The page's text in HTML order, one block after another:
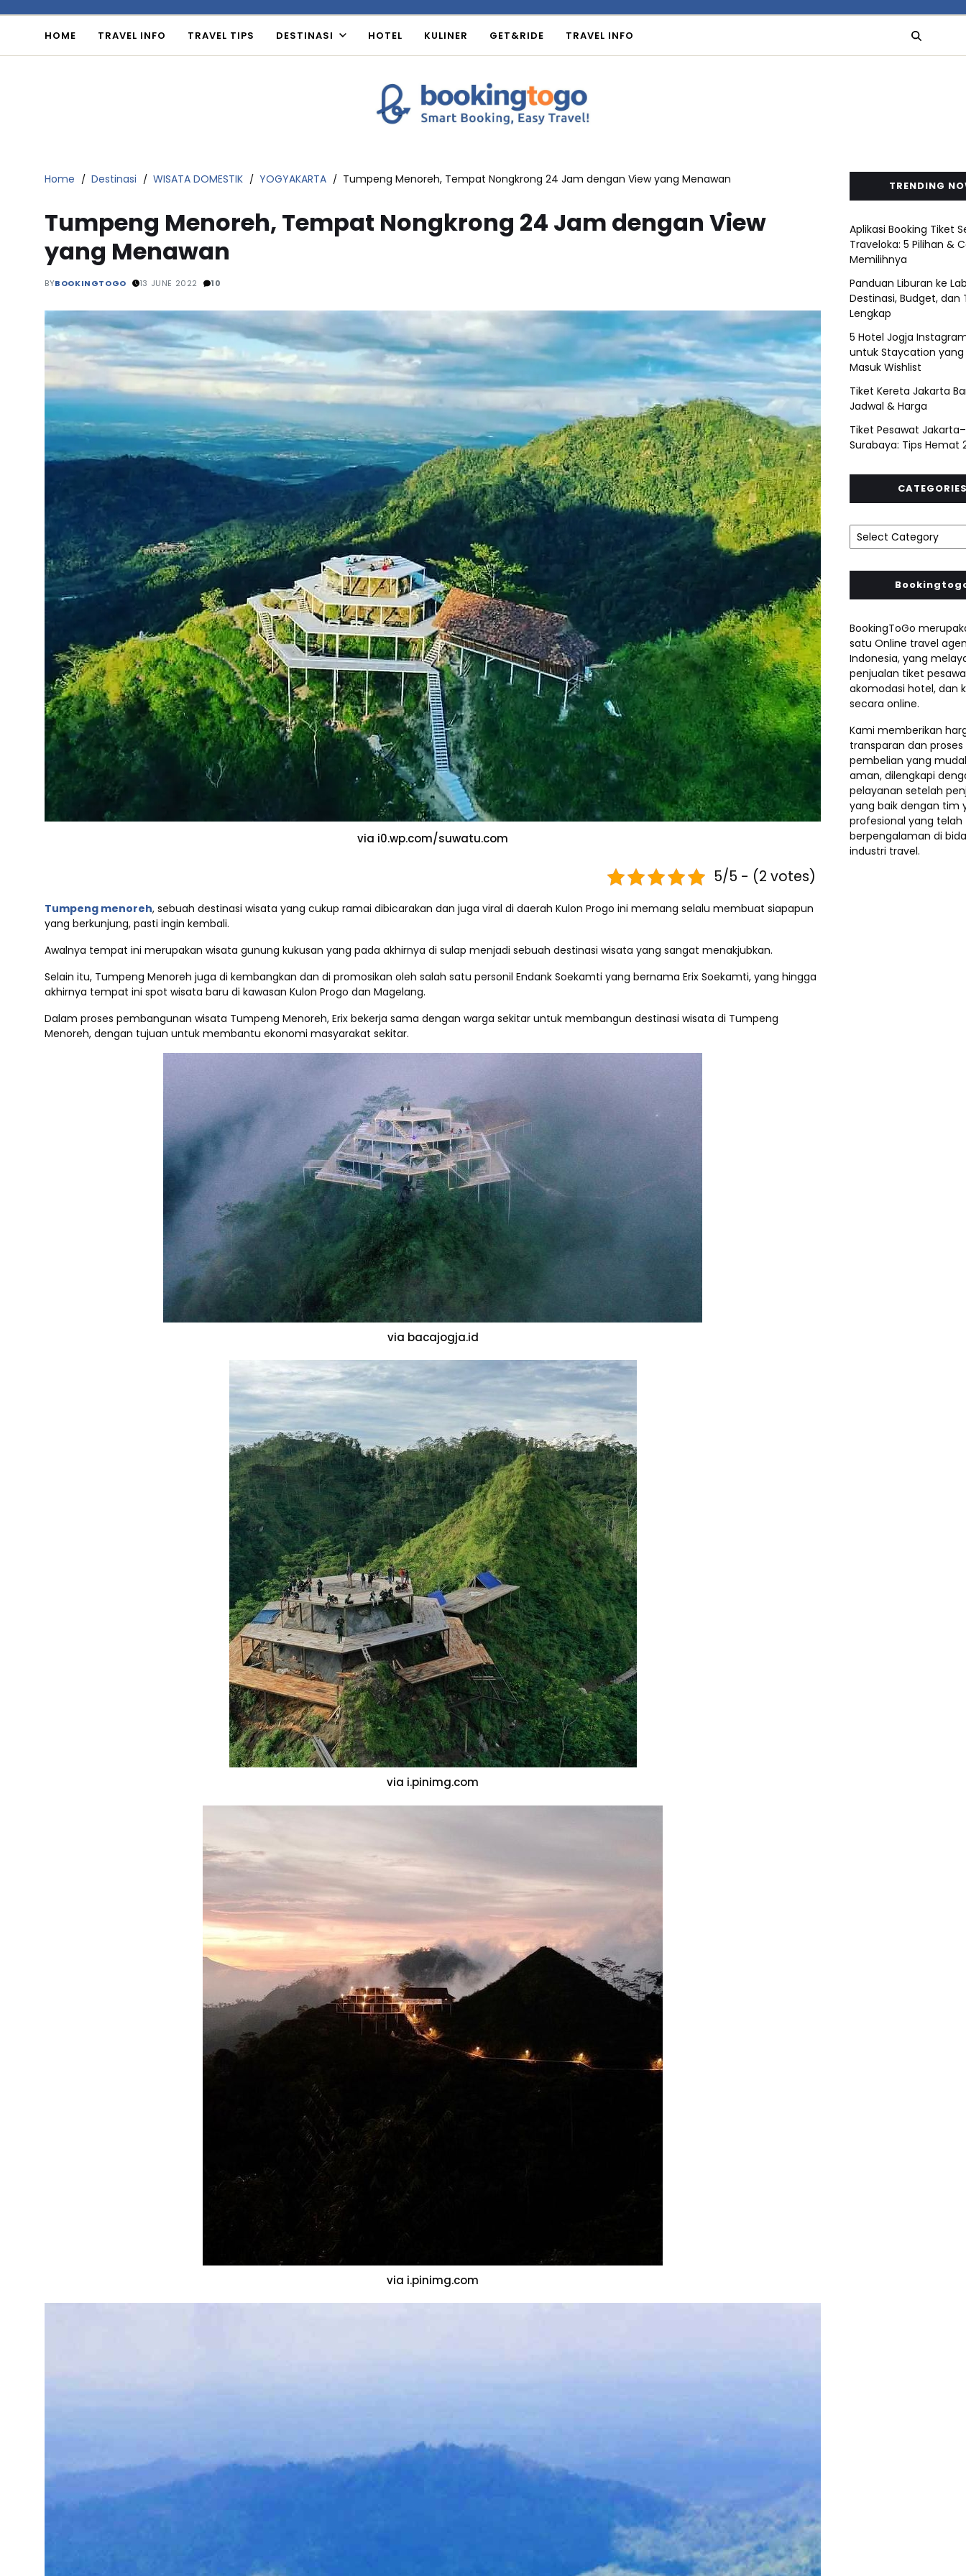
HOME TRAVEL INFO TRAVEL TIPS DESTINASI HOTEL KULINER GET&RIDE TRAVEL INFO
Home Destinasi WISATA DOMESTIK YOGYAKARTA Tumpeng Menoreh, Tempat Nongkrong 24 Jam dengan View yang Menawan
Tumpeng Menoreh, Tempat Nongkrong 24 Jam dengan View
yang Menawan
BYBOOKINGTOGO 13 JUNE 2022 10
via i0.wp.com/suwatu.com
5/5 - (2 votes)
Tumpeng menoreh, sebuah destinasi wisata yang cukup ramai dibicarakan dan juga viral di daerah Kulon Progo ini memang selalu membuat siapapun
yang berkunjung, pasti ingin kembali.
Awalnya tempat ini merupakan wisata gunung kukusan yang pada akhirnya di sulap menjadi sebuah destinasi wisata yang sangat menakjubkan.
Selain itu, Tumpeng Menoreh juga di kembangkan dan di promosikan oleh salah satu personil Endank Soekamti yang bernama Erix Soekamti, yang hingga
akhirnya tempat ini spot wisata baru di kawasan Kulon Progo dan Magelang.
Dalam proses pembangunan wisata Tumpeng Menoreh, Erix bekerja sama dengan warga sekitar untuk membangun destinasi wisata di Tumpeng
Menoreh, dengan tujuan untuk membantu ekonomi masyarakat sekitar.
via bacajogja.id
via i.pinimg.com
via i.pinimg.com
TRENDING
Aplikasi Booking Tiket
Traveloka: 5 Pilihan &
Memilihnya
Panduan Liburan ke
Destinasi, Budget, dan
Lengkap
5 Hotel Jogja
untuk Staycation yang
Masuk Wishlist
Tiket Kereta Jakarta
Jadwal & Harga
Tiket Pesawat Jakarta–
Surabaya: Tips Hemat
BookingToGo
satu Online travel
Indonesia, yang
penjualan tiket
akomodasi hotel, dan
secara online.
Kami memberikan
transparan dan proses
pembelian yang
aman, dilengkapi
pelayanan setelah
yang baik dengan tim
profesional yang telah
berpengalaman di
industri travel.